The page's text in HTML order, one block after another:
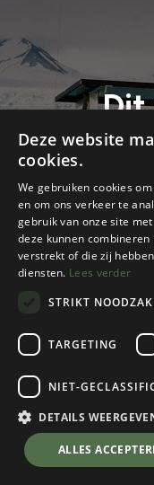
Dit
Grote
hoogtes. Soms
potlood, een berg
Deze website
cookies.
We gebruiken cookies
en om ons verkeer te
gebruik van onze site
deze kunnen
verstrekt of die zij
diensten. Lees verder
STRIKT
TARGETING
NIET-
DETAILS
ALLES